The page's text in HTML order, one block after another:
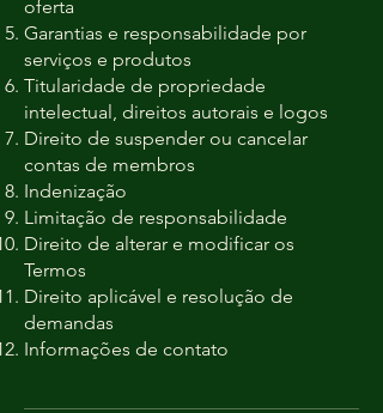
oferta
Garantias e responsabilidade por
serviços e produtos
Titularidade de propriedade
intelectual, direitos autorais e logos
Direito de suspender ou cancelar
contas de membros
Indenização
Limitação de responsabilidade
Direito de alterar e modificar os
Termos
Direito aplicável e resolução de
demandas
Informações de contato